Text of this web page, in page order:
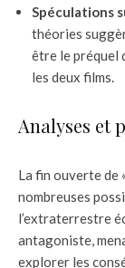
Spéculations
théories
être le préquel
les deux films.
Analyses et
La fin ouverte de
nombreuses
l’extraterrestre
antagoniste,
explorer les